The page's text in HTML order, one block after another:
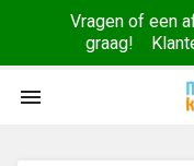
Vragen of een
graag!
